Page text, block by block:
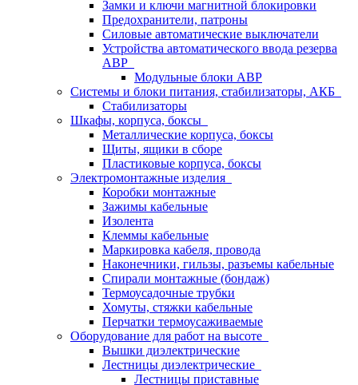
Замки и ключи магнитной блокировки
Предохранители, патроны
Силовые автоматические выключатели
Устройства автоматического ввода резерва
АВР
Модульные блоки АВР
Системы и блоки питания, стабилизаторы, АКБ
Стабилизаторы
Шкафы, корпуса, боксы
Металлические корпуса, боксы
Щиты, ящики в сборе
Пластиковые корпуса, боксы
Электромонтажные изделия
Коробки монтажные
Зажимы кабельные
Изолента
Клеммы кабельные
Маркировка кабеля, провода
Наконечники, гильзы, разъемы кабельные
Спирали монтажные (бондаж)
Термоусадочные трубки
Хомуты, стяжки кабельные
Перчатки термоусаживаемые
Оборудование для работ на высоте
Вышки диэлектрические
Лестницы диэлектрические
Лестницы приставные